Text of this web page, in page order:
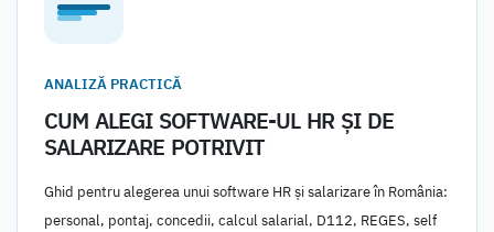
ANALIZĂ PRACTICĂ
CUM ALEGI SOFTWARE-UL HR ȘI DE
SALARIZARE POTRIVIT
Ghid pentru alegerea unui software HR și salarizare în România:
personal, pontaj, concedii, calcul salarial, D112, REGES, self